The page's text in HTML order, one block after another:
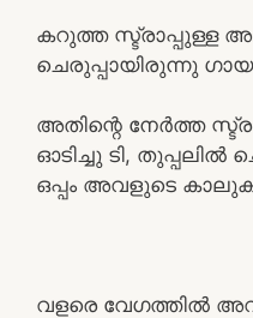
കറുത്ത സ്ട്രാപ്പുള്ള
ചെരുപ്പായിരുന്നു
അതിന്റെ നേർത്ത
ഓടിച്ചു ടി,
ഒപ്പം അവളുടെ
വളരെ വേഗത്തിൽ